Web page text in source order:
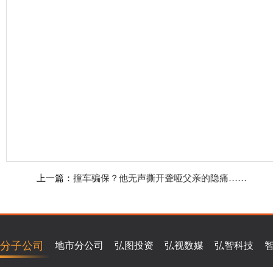
上一篇： 撞车骗保？他无声撕开聋哑父亲的隐痛……
分子公司 地市分公司 弘图投资 弘视数媒 弘智科技